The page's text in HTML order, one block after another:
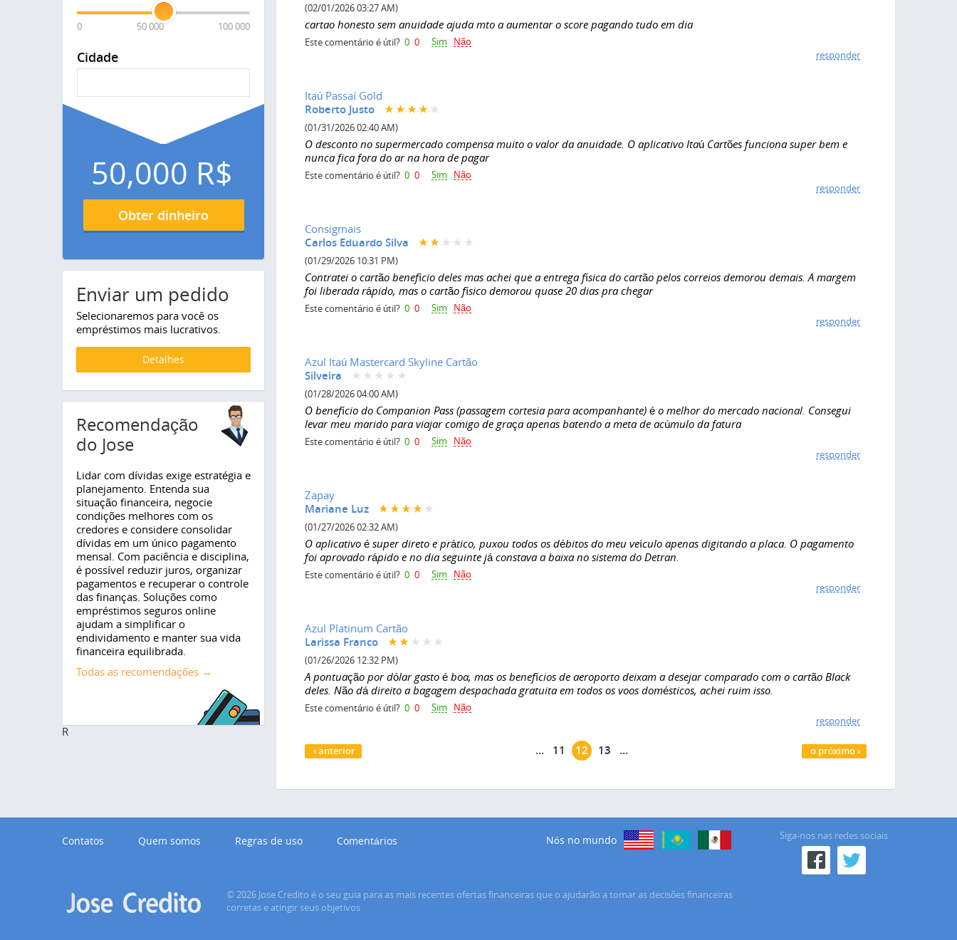
(02/01/2026 03:27 AM)
cartao honesto sem anuidade ajuda mto a aumentar o score pagando tudo em dia
Este comentário é útil? 0 0 Sim
Não
responder
Itaú Passaí Gold
Roberto Justo
(01/31/2026 02:40 AM)
O desconto no supermercado compensa muito o valor da anuidade. O aplicativo Itaú Cartões funciona super bem e
nunca fica fora do ar na hora de pagar
Este comentário é útil? 0 0 Sim
Não
responder
Consigmais
Carlos Eduardo Silva
(01/29/2026 10:31 PM)
Contratei o cartão benefício deles mas achei que a entrega física do cartão pelos correios demorou demais. A margem
foi liberada rápido, mas o cartão físico demorou quase 20 dias pra chegar
Este comentário é útil? 0 0 Sim
Não
responder
Azul Itaú Mastercard Skyline Cartão
Silveira
(01/28/2026 04:00 AM)
O benefício do Companion Pass (passagem cortesia para acompanhante) é o melhor do mercado nacional. Consegui
levar meu marido para viajar comigo de graça apenas batendo a meta de acúmulo da fatura
Este comentário é útil? 0 0 Sim
Não
responder
Zapay
Mariane Luz
(01/27/2026 02:32 AM)
O aplicativo é super direto e prático, puxou todos os débitos do meu veículo apenas digitando a placa. O pagamento
foi aprovado rápido e no dia seguinte já constava a baixa no sistema do Detran.
Este comentário é útil? 0 0 Sim
Não
responder
Azul Platinum Cartão
Larissa Franco
(01/26/2026 12:32 PM)
A pontuação por dólar gasto é boa, mas os benefícios de aeroporto deixam a desejar comparado com o cartão Black
deles. Não dá direito a bagagem despachada gratuita em todos os voos domésticos, achei ruim isso.
Este comentário é útil? 0 0 Sim
Não
responder
Páginas
‹ anterior … 11 12 13 … o próximo ›
0 50 000 100 000
Cidade
50,000 R$
Obter dinheiro
Enviar um pedido
Selecionaremos para você os
empréstimos mais lucrativos.
Detalhes
Recomendação
do Jose
Lidar com dívidas exige estratégia e
planejamento. Entenda sua
situação financeira, negocie
condições melhores com os
credores e considere consolidar
dívidas em um único pagamento
mensal. Com paciência e disciplina,
é possível reduzir juros, organizar
pagamentos e recuperar o controle
das finanças. Soluções como
empréstimos seguros online
ajudam a simplificar o
endividamento e manter sua vida
financeira equilibrada.
Todas as recomendações →
R
Contatos Quem somos Regras de uso Comentários
© 2026 Jose Credito é o seu guia para as mais recentes ofertas financeiras que o ajudarão a tomar as decisões financeiras
corretas e atingir seus objetivos
Nós no mundo Siga-nos nas redes sociais